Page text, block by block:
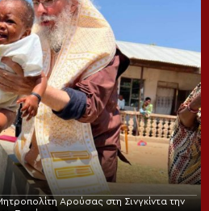
Αρούσας στη Σινγκίντα την